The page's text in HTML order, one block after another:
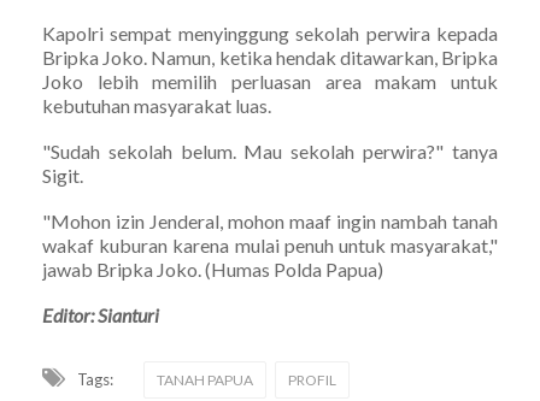
Kapolri sempat menyinggung sekolah perwira kepada
Bripka Joko. Namun, ketika hendak ditawarkan, Bripka
Joko lebih memilih perluasan area makam untuk
kebutuhan masyarakat luas.
"Sudah sekolah belum. Mau sekolah perwira?" tanya
Sigit.
"Mohon izin Jenderal, mohon maaf ingin nambah tanah
wakaf kuburan karena mulai penuh untuk masyarakat,"
jawab Bripka Joko. (Humas Polda Papua)
Editor: Sianturi
Tags: TANAH PAPUA PROFIL